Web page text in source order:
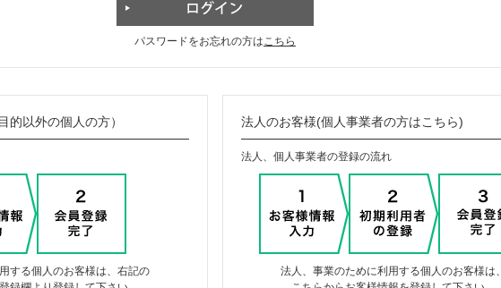
パスワードをお忘れの方はこちら
的以外の個人の方）
する個人のお客様は、右記の
法人のお客様(個人事業者の方はこちら)
法人、個人事業者の登録の流れ
法人、事業のために利用する個人のお客様は、